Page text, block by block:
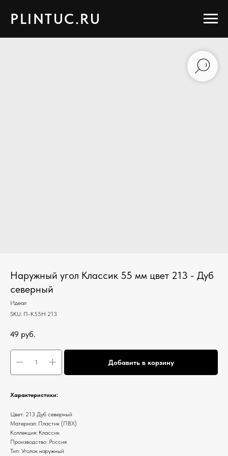
PLINTUC.RU
Наружный угол Классик 55 мм цвет 213 - Дуб
северный
Идеал
SKU: П-К55Н 213
49 руб.
Добавить в корзину
Характеристики:
Цвет: 213 Дуб северный
Материал: Пластик (ПВХ)
Коллекция: Классик
Производство: Россия
Тип: Уголок наружный